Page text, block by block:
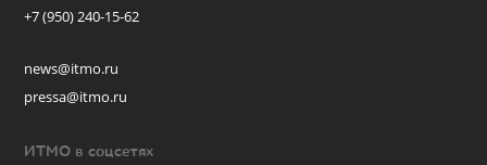
+7 (950) 240-15-62
news@itmo.ru
pressa@itmo.ru
ИТМО в соцсетях